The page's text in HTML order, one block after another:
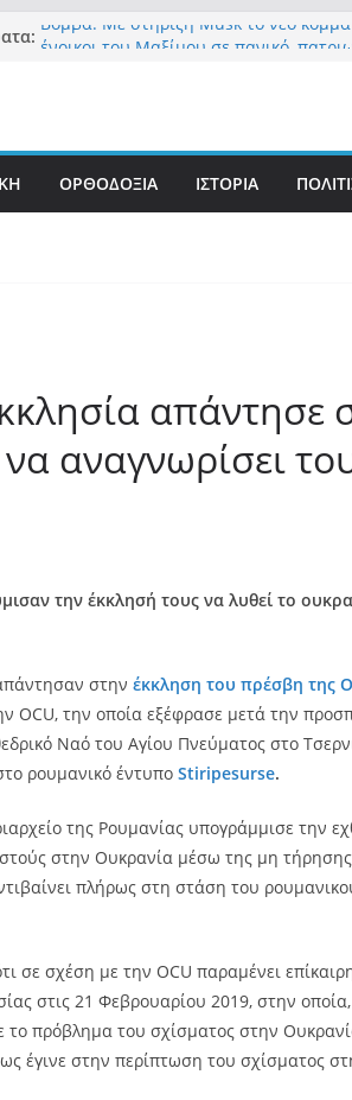
Βόμβα: Με στήριξη Musk το νέο
Ακαδημίας Αθηνών!
Οι ρυθμιστές – Σαμαράς και
ΟΡΘΟΔΟΞΙΑ ΙΣΤΟΡΙΑ
απάντησε
αναγνωρίσει
την έκκλησή τους να λυθεί το
στην έκκληση του πρέσβη της
OCU, την οποία εξέφρασε μετά την
Ναό του Αγίου Πνεύματος στο
ρουμανικό έντυπο Stiripesurse.
της Ρουμανίας υπογράμμισε την
στην Ουκρανία μέσω της μη
πλήρως στη στάση του
σε σχέση με την OCU παραμένει
στις 21 Φεβρουαρίου 2019, στην
το πρόβλημα του σχίσματος στην
έγινε στην περίπτωση του σχίσματος